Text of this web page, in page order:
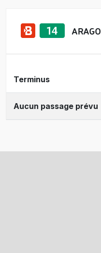
ARAGO
Terminus
Aucun passage prévu